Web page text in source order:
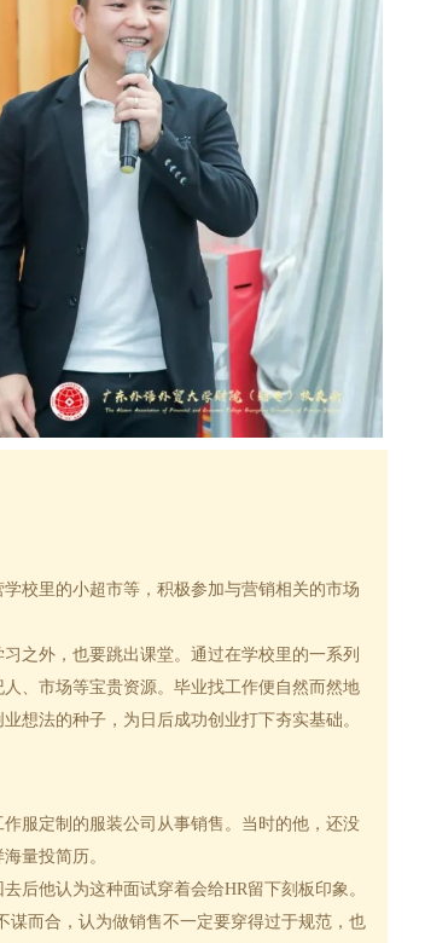
校里的小超市等，积极参加与营销相关的市场
外，也要跳出课堂。通过在学校里的一系列
、市场等宝贵资源。毕业找工作便自然而然地
想法的种子，为日后成功创业打下夯实基础。
服定制的服装公司从事销售。当时的他，还没
量投简历。
他认为这种面试穿着会给HR留下刻板印象。
谋而合， 认为做销售不一定要穿得过于规范，也